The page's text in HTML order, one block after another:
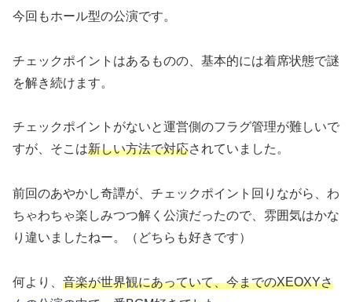
今回もホール型の公演です。
チェックポイントはあるものの、基本的には着席状態で謎
を解き続けます。
チェックポイントがないと運営側のフラグ管理が難しいで
すが、そこは新しい方法で対応されていました。
前回のあやかし奇譚が、チェックポイント回りながら、わ
ちゃわちゃ楽しみつつ解く公演だったので、雰囲気はかな
り違いましたねー。（どちらも好きです）
何より、 音楽が世界観にあっていて、今までのXEOXYさ